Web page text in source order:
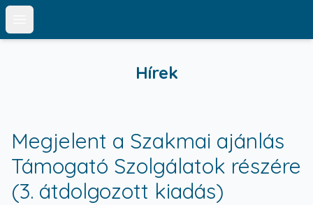
Open main menu
Hírek
Megjelent a Szakmai ajánlás
Támogató Szolgálatok részére
(3. átdolgozott kiadás)